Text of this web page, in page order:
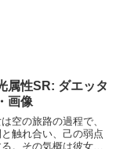
属性SR: ダエッタ
画像
空の旅路の過程で、
触れ合い、己の弱点
。その気概は彼女と